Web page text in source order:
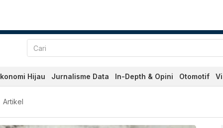
Hijau Jurnalisme Data In-Depth & Opini Otomotif
dan Terkini Hari Ini -
Artikel